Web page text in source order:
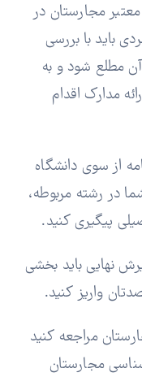
مجارستان در
باید با بررسی
مطلع شود و به
مدارک اقدام
از سوی دانشگاه
در رشته مربوطه،
پیگیری کنید.
نهایی باید بخشی
واریز کنید.
مراجعه کنید
مجارستان